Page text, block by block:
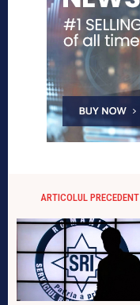
ARTICOLUL PRECEDENT